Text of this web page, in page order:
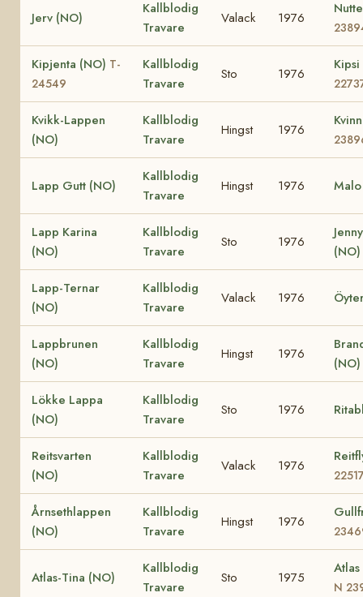
Jerv (NO)
Kallblodig
Travare
Valack 1976
Kipjenta (NO) T-
24549
Kallblodig
Travare
Sto 1976
Kvikk-Lappen
(NO)
Kallblodig
Travare
Hingst 1976
Lapp Gutt (NO)
Kallblodig
Travare
Hingst 1976
Lapp Karina
(NO)
Kallblodig
Travare
Sto 1976
(NO)
Lapp-Ternar
(NO)
Kallblodig
Travare
Valack 1976
Lappbrunen
(NO)
Kallblodig
Travare
Hingst 1976
(NO)
Lökke Lappa
(NO)
Kallblodig
Travare
Sto 1976
Reitsvarten
(NO)
Kallblodig
Travare
Valack 1976
Årnsethlappen
(NO)
Kallblodig
Travare
Hingst 1976
Atlas-Tina (NO)
Kallblodig
Travare
Sto 1975
N